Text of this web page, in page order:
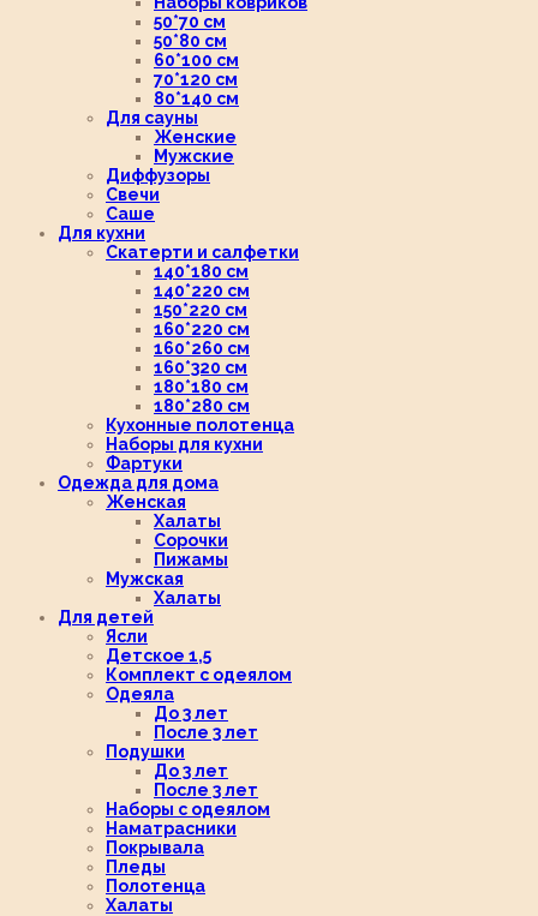
50*70 см
50*80 см
60*100 см
70*120 см
80*140 см
Для сауны
Женские
Мужские
Диффузоры
Свечи
Саше
Для кухни
Скатерти и салфетки
140*180 см
140*220 см
150*220 см
160*220 см
160*260 см
160*320 см
180*180 см
180*280 см
Кухонные полотенца
Наборы для кухни
Фартуки
Одежда для дома
Женская
Халаты
Сорочки
Пижамы
Мужская
Халаты
Для детей
Ясли
Детское 1,5
Комплект с одеялом
Одеяла
До 3 лет
После 3 лет
Подушки
До 3 лет
После 3 лет
Наборы с одеялом
Наматрасники
Покрывала
Пледы
Полотенца
Халаты